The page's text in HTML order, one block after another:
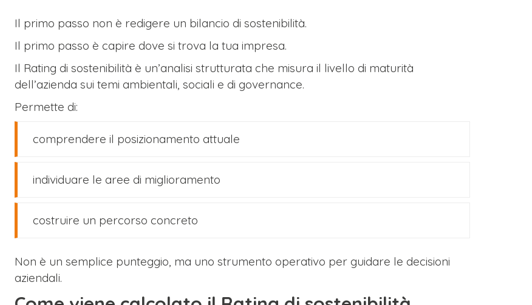
Il primo passo non è redigere un bilancio di sostenibilità.
Il primo passo è capire dove si trova la tua impresa.
Il Rating di sostenibilità è un’analisi strutturata che misura il livello di maturità
dell’azienda sui temi ambientali, sociali e di governance.
Permette di:
comprendere il posizionamento attuale
individuare le aree di miglioramento
costruire un percorso concreto
Non è un semplice punteggio, ma uno strumento operativo per guidare le decisioni
aziendali.